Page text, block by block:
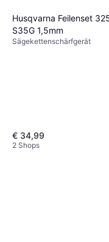
Husqvarna Feilenset
S35G 1,5mm
Sägekettenschärfgerät
€ 34,99
2 Shops